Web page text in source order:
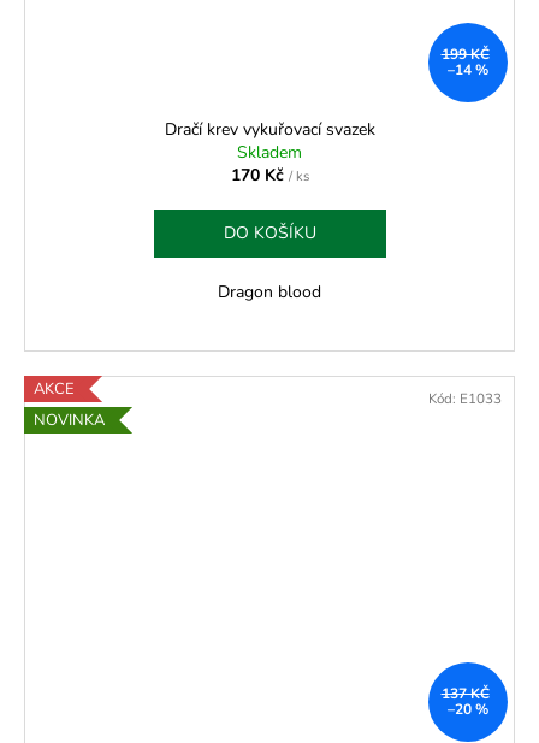
199 KČ
–14 %
Dračí krev vykuřovací svazek
Skladem
170 Kč / ks
DO KOŠÍKU
Dragon blood
AKCE
NOVINKA
137 KČ
–20 %
Kód: E1033